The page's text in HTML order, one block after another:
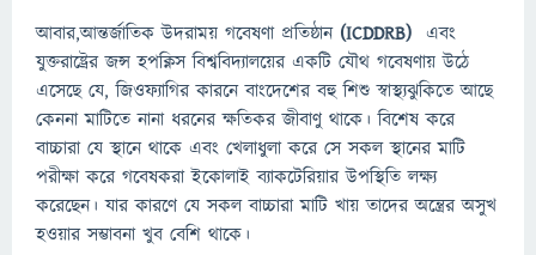
আবার,আন্তর্জাতিক উদরাময় গবেষণা প্রতিষ্ঠান (ICDDRB) এবং
যুক্তরাষ্ট্রের জন্স হপক্নিস বিশ্ববিদ্যালয়ের একটি যৌথ গবেষণায় উঠে
এসেছে যে, জিওফ্যাগির কারনে বাংদেশের বহু শিশু স্বাস্থ্যঝুকিতে আছে
কেননা মাটিতে নানা ধরনের ক্ষতিকর জীবাণু থাকে। বিশেষ করে
বাচ্চারা যে স্থানে থাকে এবং খেলাধুলা করে সে সকল স্থানের মাটি
পরীক্ষা করে গবেষকরা ইকোলাই ব্যাকটেরিয়ার উপস্থিতি লক্ষ্য
করেছেন। যার কারণে যে সকল বাচ্চারা মাটি খায় তাদের অন্ত্রের অসুখ
হওয়ার সম্ভাবনা খুব বেশি থাকে।